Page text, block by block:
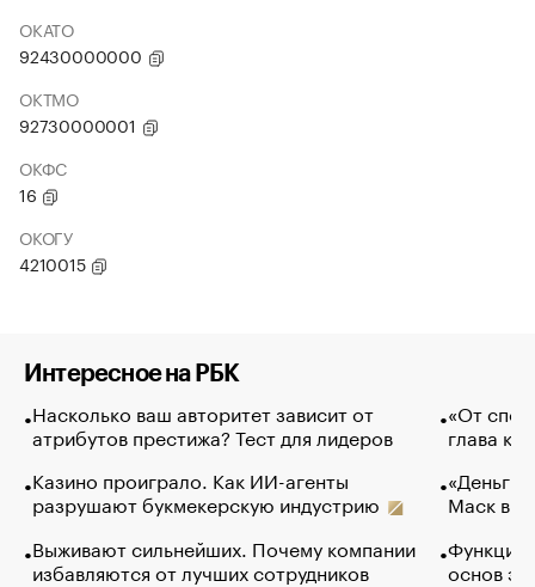
ОКАТО
92430000000
ОКТМО
92730000001
ОКФС
16
ОКОГУ
4210015
Интересное на РБК
Насколько ваш авторитет зависит от
атрибутов престижа? Тест для лидеров
Казино проиграло. Как ИИ-агенты
разрушают букмекерскую индустрию
Выживают сильнейших. Почему компании
избавляются от лучших сотрудников
«От
глава
«Деньги
Маск в
Функции
основ